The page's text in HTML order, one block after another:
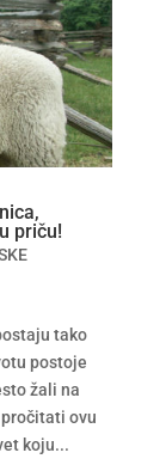
priču!
tako
postoje
žali na
ovu
koju...